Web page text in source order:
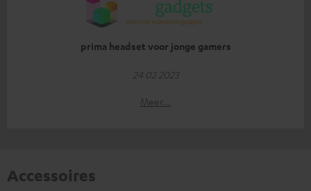
prima headset voor jonge gamers
24 02 2023
Meer...
Accessoires